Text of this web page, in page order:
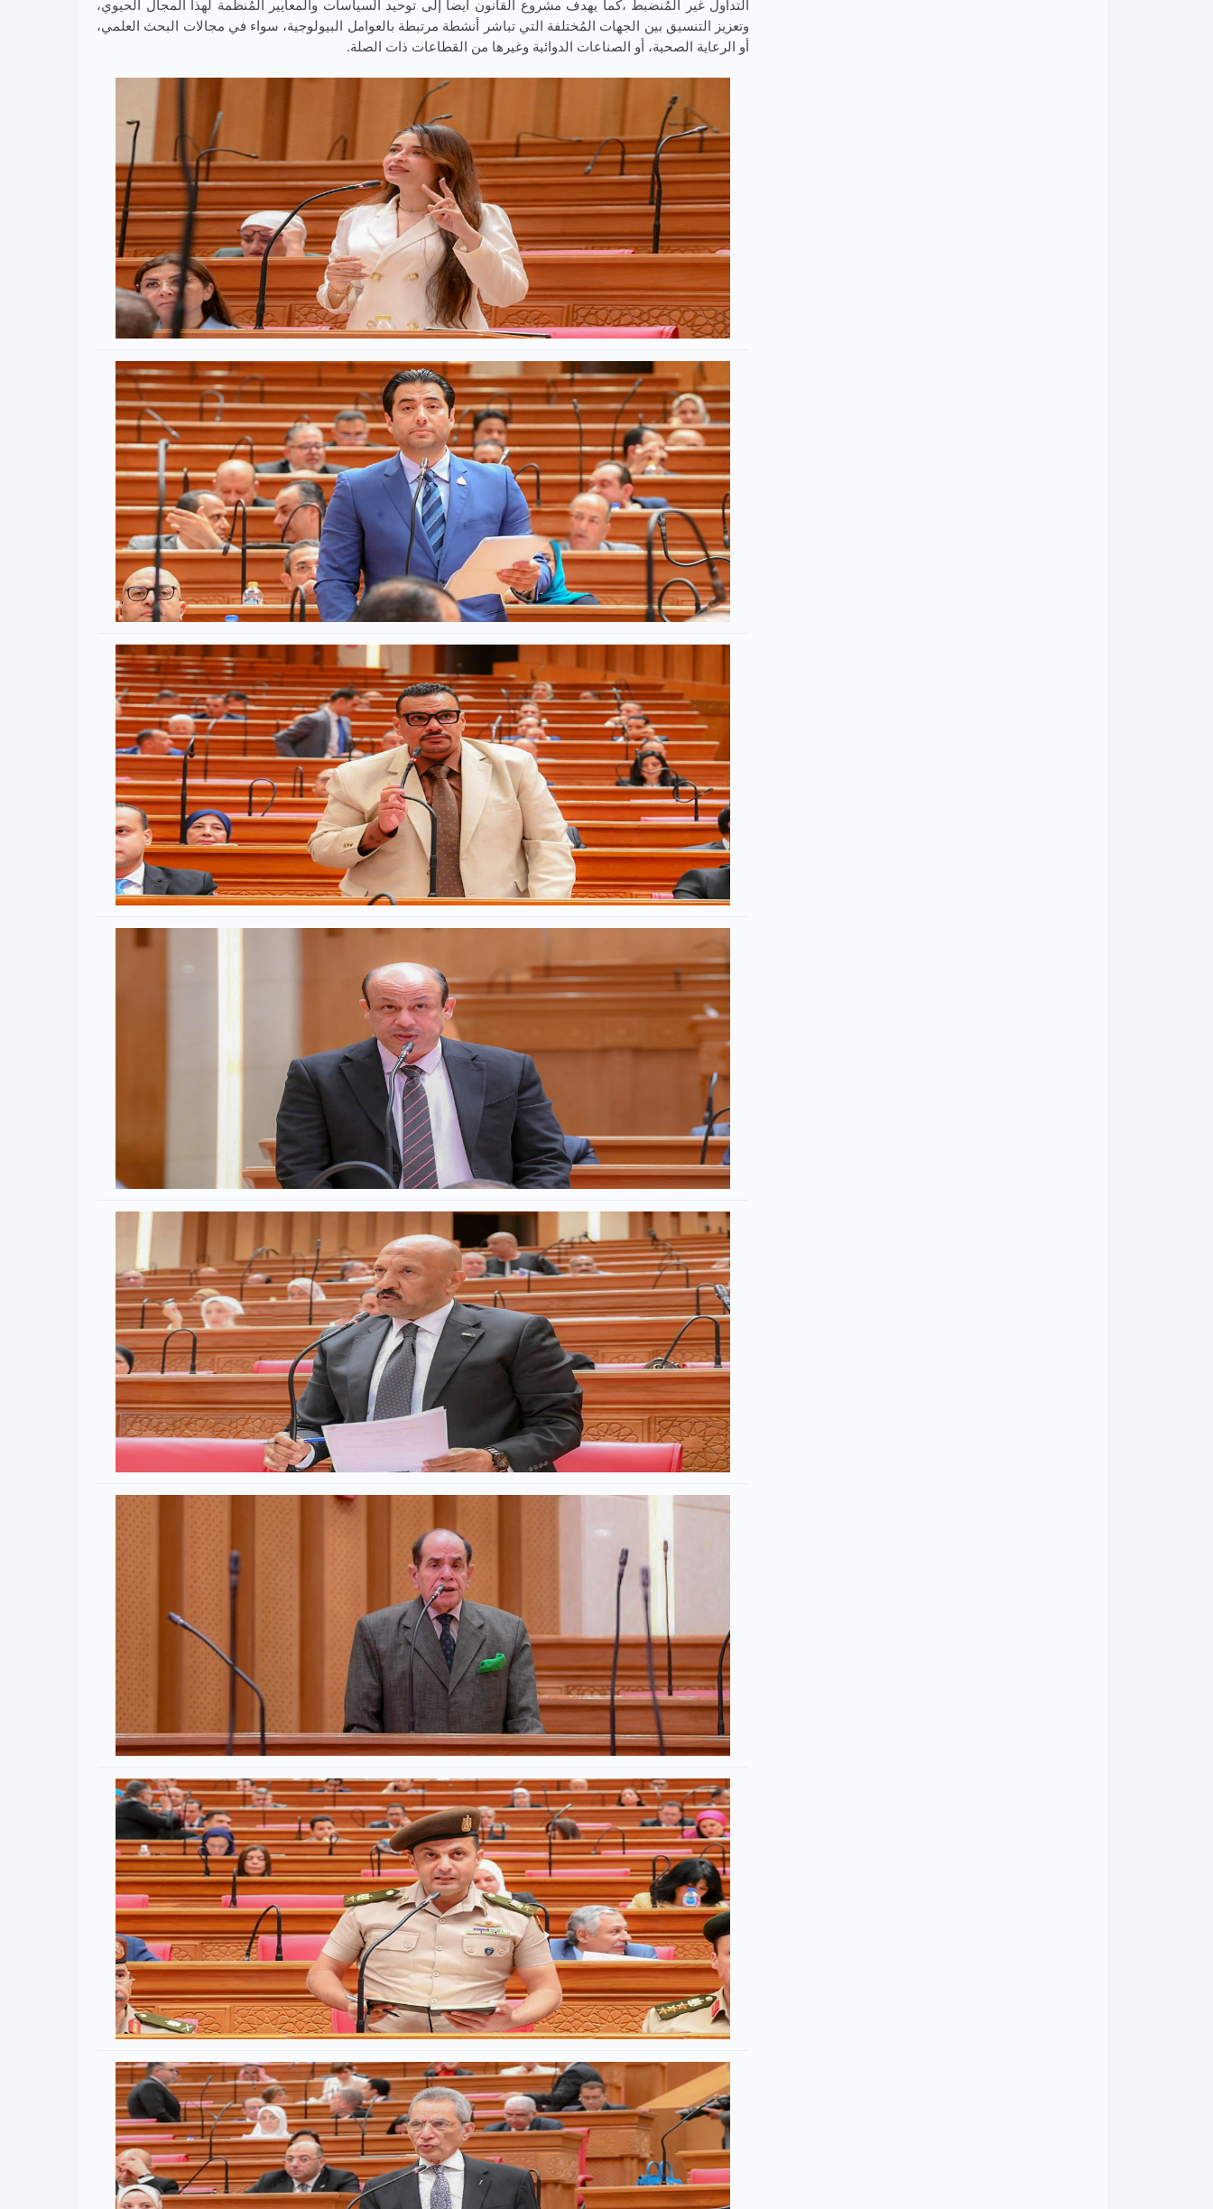
التداول غير المُنضبط ،كما يهدف مشروع القانون ايضاً إلى توحيد السياسات والمعايير المُنظمة لهذا المجال الحيوي،
وتعزيز التنسيق بين الجهات المُختلفة التي تباشر أنشطة مرتبطة بالعوامل البيولوجية، سواء في مجالات البحث العلمي،
أو الرعاية الصحية، أو الصناعات الدوائية وغيرها من القطاعات ذات الصلة.